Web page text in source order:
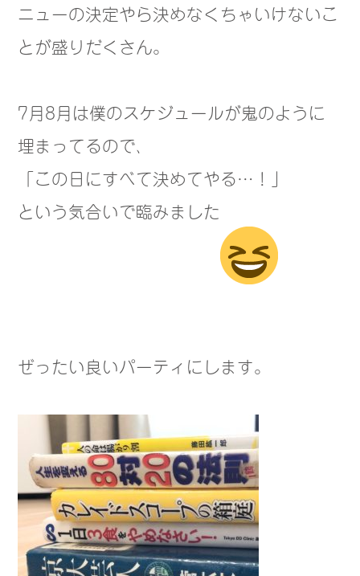
ニューの決定やら決めなくちゃいけないこ
とが盛りだくさん。
7月8月は僕のスケジュールが鬼のように
埋まってるので、
「この日にすべて決めてやる…！」
という気合いで臨みました
ぜったい良いパーティにします。